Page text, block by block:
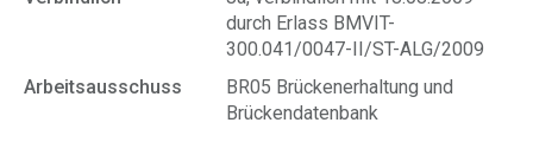
durch Erlass BMVIT-
300.041/0047-II/ST-ALG/2009
Arbeitsausschuss
BR05 Brückenerhaltung und
Brückendatenbank